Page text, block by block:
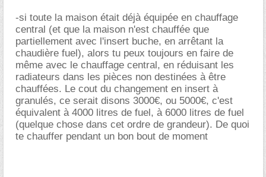
-si toute la maison était déjà équipée en chauffage
central (et que la maison n'est chauffée que
partiellement avec l'insert buche, en arrêtant la
chaudière fuel), alors tu peux toujours en faire de
même avec le chauffage central, en réduisant les
radiateurs dans les pièces non destinées à être
chauffées. Le cout du changement en insert à
granulés, ce serait disons 3000€, ou 5000€, c'est
équivalent à 4000 litres de fuel, à 6000 litres de fuel
(quelque chose dans cet ordre de grandeur). De quoi
te chauffer pendant un bon bout de moment